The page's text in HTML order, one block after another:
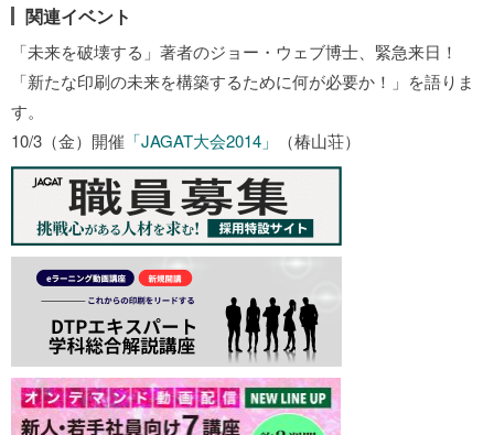
関連イベント
「未来を破壊する」著者のジョー・ウェブ博士、緊急来日！
「新たな印刷の未来を構築するために何が必要か！」を語りま
す。
10/3（金）開催 「JAGAT大会2014」 （椿山荘）